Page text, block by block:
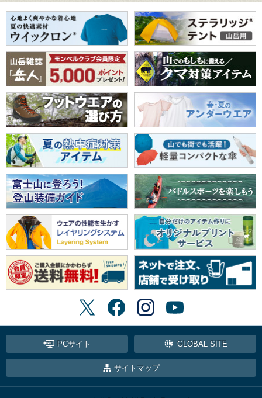
PCサイト GLOBAL SITE
サイトマップ